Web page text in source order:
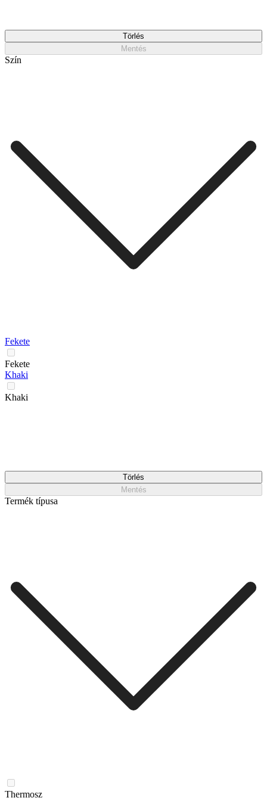
Törlés
Mentés
Szín
Fekete
Fekete
Khaki
Khaki
Törlés
Mentés
Termék típusa
Thermosz